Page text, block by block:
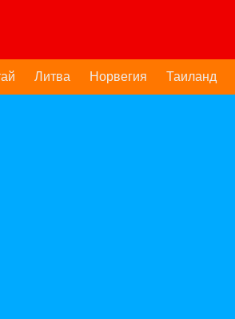
Литва Норвегия Таиланд